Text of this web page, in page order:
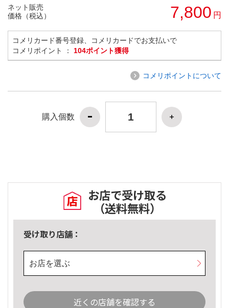
ネット販売
価格（税込）
7,800 円
コメリカード番号登録、コメリカードでお支払いで
コメリポイント ： 104ポイント獲得
コメリポイントについて
購入個数
お店で受け取る
（送料無料）
受け取り店舗：
お店を選ぶ
近くの店舗を確認する